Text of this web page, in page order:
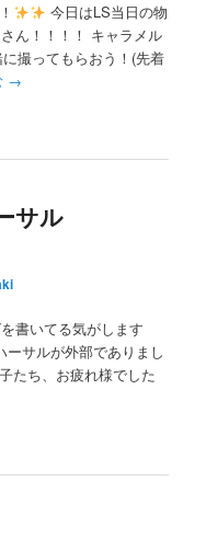
今日はLS当日の物
ん！！！！ キャラメル
撮ってもらおう！(先着
→
サル
書いてる気がします
サルが外部でありまし
たち、お疲れ様でした